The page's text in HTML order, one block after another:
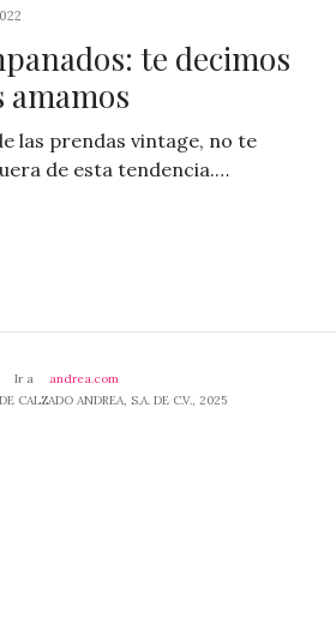
te decimos
amamos
las prendas vintage, no te
de esta tendencia.…
Ir a
andrea.com
CALZADO ANDREA, S.A. DE C.V., 2025